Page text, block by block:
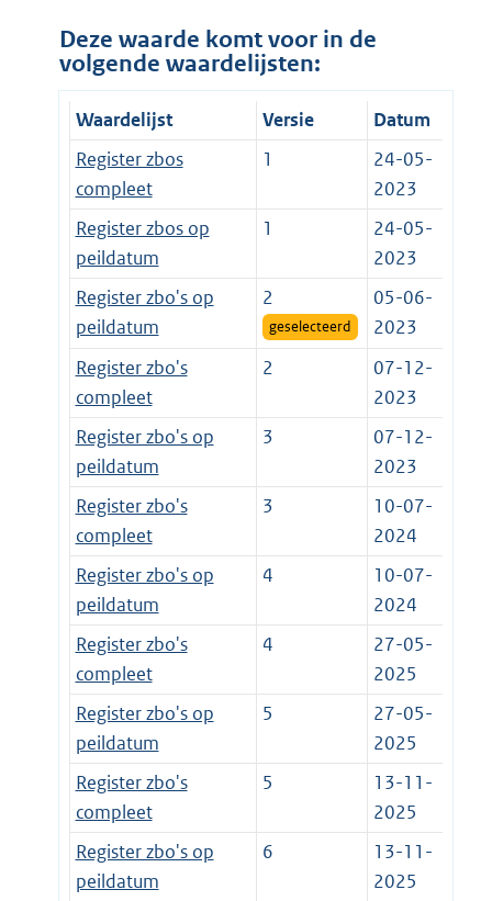
Deze waarde komt voor in de
volgende waardelijsten:
Waardelijst Versie
Datum
Register zbos
compleet
1
24-05-
2023
Register zbos op
peildatum
1
24-05-
2023
Register zbo's op
peildatum
2
geselecteerd
05-06-
2023
Register zbo's
compleet
2
07-12-
2023
Register zbo's op
peildatum
3
07-12-
2023
Register zbo's
compleet
3
10-07-
2024
Register zbo's op
peildatum
4
10-07-
2024
Register zbo's
compleet
4
27-05-
2025
Register zbo's op
peildatum
5
27-05-
2025
Register zbo's
compleet
5
13-11-
2025
Register zbo's op
peildatum
6
13-11-
2025